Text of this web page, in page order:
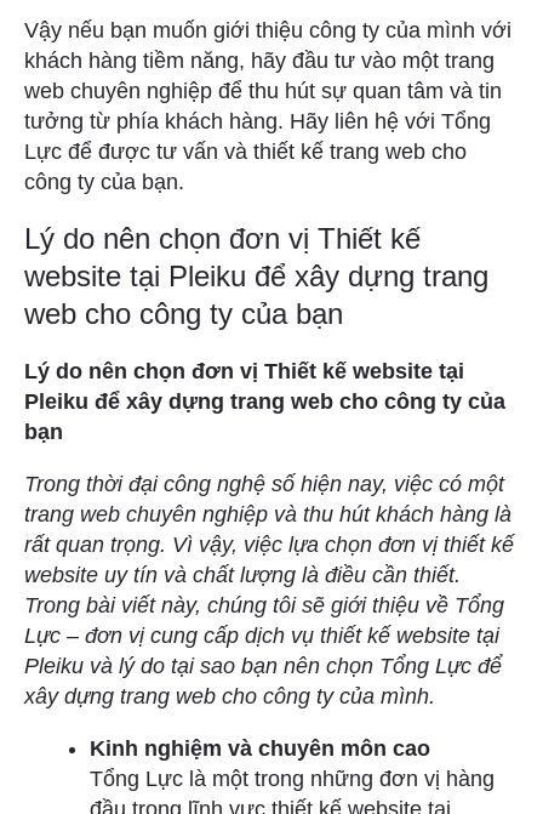
Vậy nếu bạn muốn giới thiệu công ty của mình với
khách hàng tiềm năng, hãy đầu tư vào một trang
web chuyên nghiệp để thu hút sự quan tâm và tin
tưởng từ phía khách hàng. Hãy liên hệ với Tổng
Lực để được tư vấn và thiết kế trang web cho
công ty của bạn.
Lý do nên chọn đơn vị Thiết kế
website tại Pleiku để xây dựng trang
web cho công ty của bạn
Lý do nên chọn đơn vị Thiết kế website tại
Pleiku để xây dựng trang web cho công ty của
bạn
Trong thời đại công nghệ số hiện nay, việc có một
trang web chuyên nghiệp và thu hút khách hàng là
rất quan trọng. Vì vậy, việc lựa chọn đơn vị thiết kế
website uy tín và chất lượng là điều cần thiết.
Trong bài viết này, chúng tôi sẽ giới thiệu về Tổng
Lực – đơn vị cung cấp dịch vụ thiết kế website tại
Pleiku và lý do tại sao bạn nên chọn Tổng Lực để
xây dựng trang web cho công ty của mình.
Kinh nghiệm và chuyên môn cao
Tổng Lực là một trong những đơn vị hàng
đầu trong lĩnh vực thiết kế website tại